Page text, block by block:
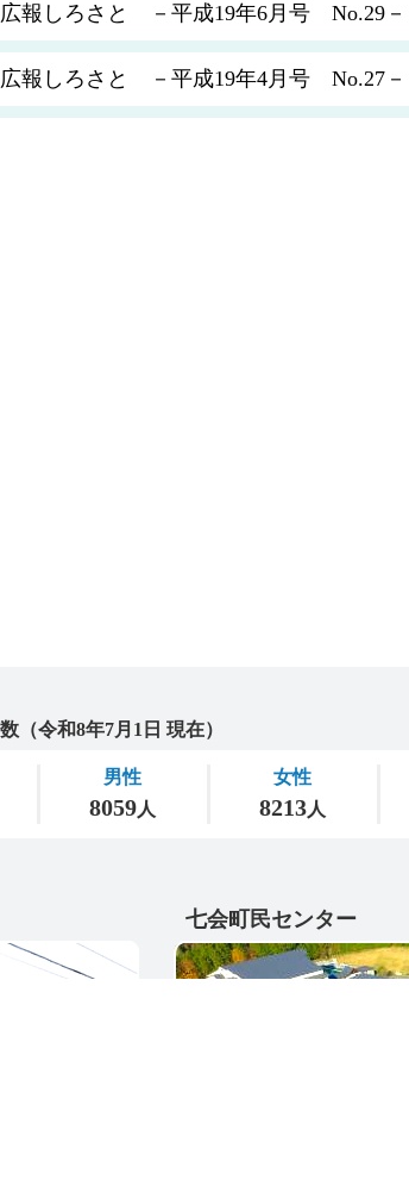
広報しろさと －平成19年6月号 No.29－
広報しろさと －平成19年4月号 No.27－
七会町民センター